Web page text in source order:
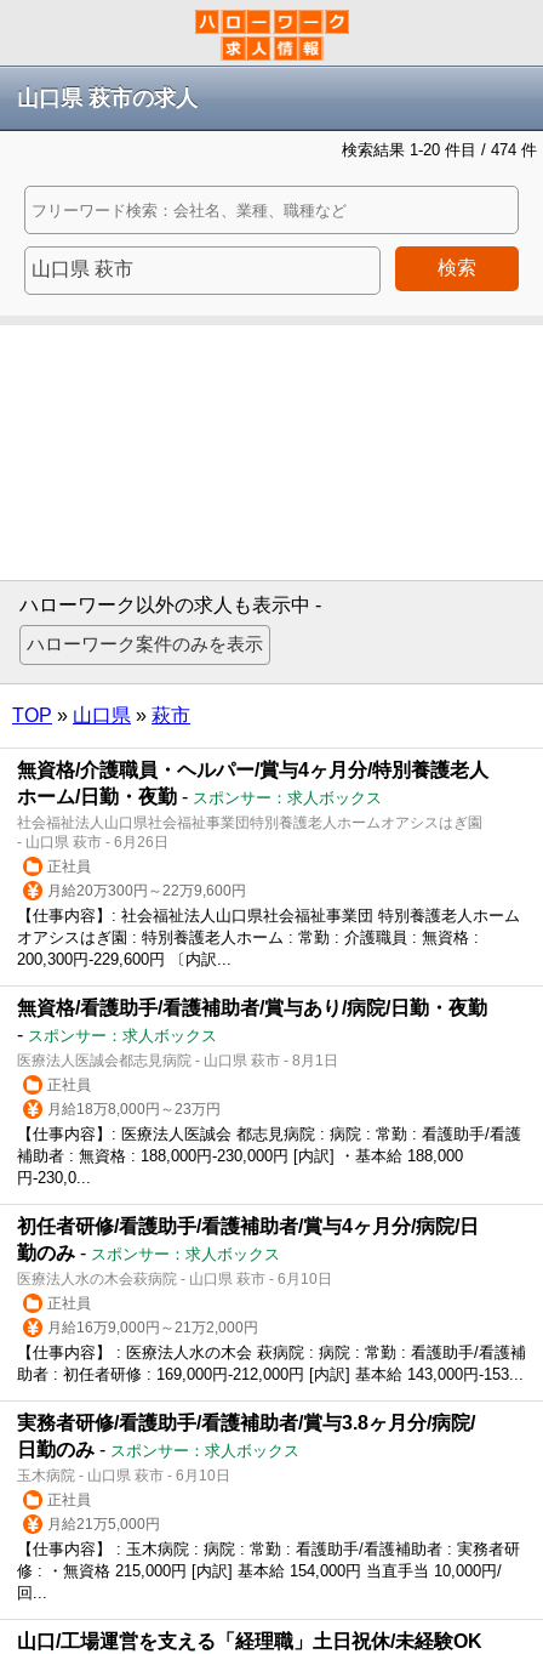
山口県 萩市の求人
検索結果 1-20 件目 / 474 件
検索
ハローワーク以外の求人も表示中 -
TOP » 山口県 » 萩市
無資格/介護職員・ヘルパー/賞与4ヶ月分/特別養護老人
ホーム/日勤・夜勤 - スポンサー：求人ボックス
社会福祉法人山口県社会福祉事業団特別養護老人ホームオアシスはぎ園
- 山口県 萩市 - 6月26日
正社員
月給20万300円～22万9,600円
【仕事内容】: 社会福祉法人山口県社会福祉事業団 特別養護老人ホーム
オアシスはぎ園 : 特別養護老人ホーム : 常勤 : 介護職員 : 無資格 :
200,300円-229,600円 〔内訳...
無資格/看護助手/看護補助者/賞与あり/病院/日勤・夜勤
- スポンサー：求人ボックス
医療法人医誠会都志見病院 - 山口県 萩市 - 8月1日
正社員
月給18万8,000円～23万円
【仕事内容】: 医療法人医誠会 都志見病院 : 病院 : 常勤 : 看護助手/看護
補助者 : 無資格 : 188,000円-230,000円 [内訳] ・基本給 188,000
円-230,0...
初任者研修/看護助手/看護補助者/賞与4ヶ月分/病院/日
勤のみ - スポンサー：求人ボックス
医療法人水の木会萩病院 - 山口県 萩市 - 6月10日
正社員
月給16万9,000円～21万2,000円
【仕事内容】 : 医療法人水の木会 萩病院 : 病院 : 常勤 : 看護助手/看護補
助者 : 初任者研修 : 169,000円-212,000円 [内訳] 基本給 143,000円-153...
実務者研修/看護助手/看護補助者/賞与3.8ヶ月分/病院/
日勤のみ - スポンサー：求人ボックス
玉木病院 - 山口県 萩市 - 6月10日
正社員
月給21万5,000円
【仕事内容】 : 玉木病院 : 病院 : 常勤 : 看護助手/看護補助者 : 実務者研
修 : ・無資格 215,000円 [内訳] 基本給 154,000円 当直手当 10,000円/
回...
山口/工場運営を支える「経理職」土日祝休/未経験OK